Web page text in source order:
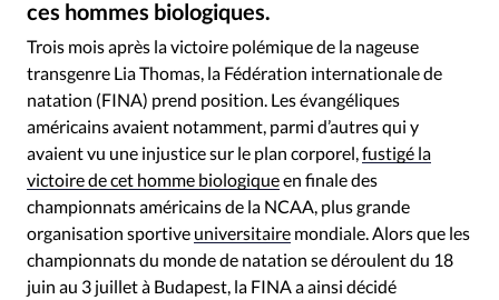
Société
ces hommes biologiques.
Trois mois après la victoire polémique de la nageuse
transgenre Lia Thomas, la Fédération internationale de
natation (FINA) prend position. Les évangéliques
américains avaient notamment, parmi d’autres qui y
avaient vu une injustice sur le plan corporel, fustigé la
victoire de cet homme biologiqueen finale des
championnats américains de la NCAA, plus grande
organisation sportive universitaire mondiale. Alors que les
championnats du monde de natation se déroulent du 18
juin au 3 juillet à Budapest, la FINA a ainsi décidé